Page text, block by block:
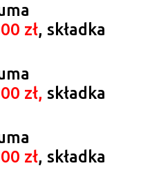
zł, składka
zł, składka
zł, składka